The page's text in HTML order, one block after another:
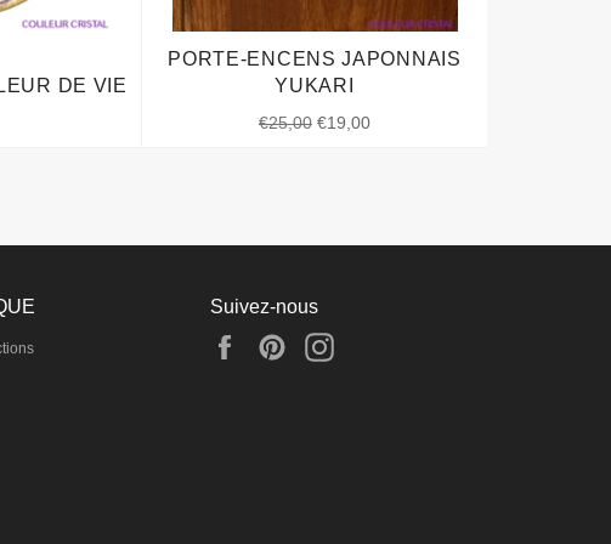
DE VIE
PORTE-ENCENS JAPONNAIS
YUKARI
Prix
€25,00Prix
€19,00
Suivez-nous
FacebookPinterest